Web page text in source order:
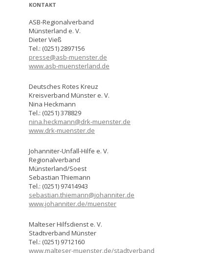
KONTAKT
ASB-Regionalverband
Münsterland e. V.
Dieter Vieß
Tel.: (0251) 2897156
presse@asb-muenster.de
www.asb-muensterland.de
Deutsches Rotes Kreuz
Kreisverband Münster e. V.
Nina Heckmann
Tel.: (0251) 378829
nina.heckmann@drk-muenster.de
www.drk-muenster.de
Johanniter-Unfall-Hilfe e. V.
Regionalverband
Münsterland/Soest
Sebastian Thiemann
Tel.: (0251) 97414943
sebastian.thiemann@johanniter.de
www.johanniter.de/muenster
Malteser Hilfsdienst e. V.
Stadtverband Münster
Tel.: (0251) 9712160
www.malteser-muenster.de/stadtverband